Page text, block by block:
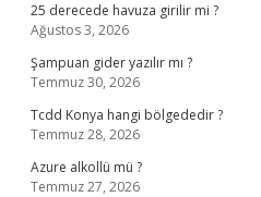
25 derecede havuza girilir mi ?
Ağustos 3, 2026
Şampuan gider yazılır mı ?
Temmuz 30, 2026
Tcdd Konya hangi bölgededir ?
Temmuz 28, 2026
Azure alkollü mü ?
Temmuz 27, 2026